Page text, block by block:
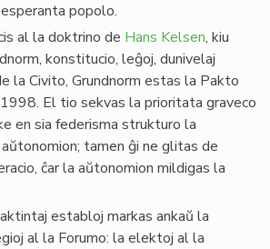
popolo.
al la doktrino de Hans Kelsen, kiu
konstitucio, leĝoj, dunivelaj
la Civito, Grundnorm estas la Pakto
El tio sekvas la prioritata graveco
en sia federisma strukturo la
tamen ĝi ne glitas de
ĉar la aŭtonomion mildigas la
establoj markas ankaŭ la
al la Forumo: la elektoj al la